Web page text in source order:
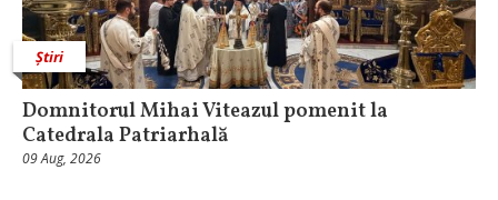
Știri
Domnitorul Mihai Viteazul pomenit la
Catedrala Patriarhală
09 Aug, 2026